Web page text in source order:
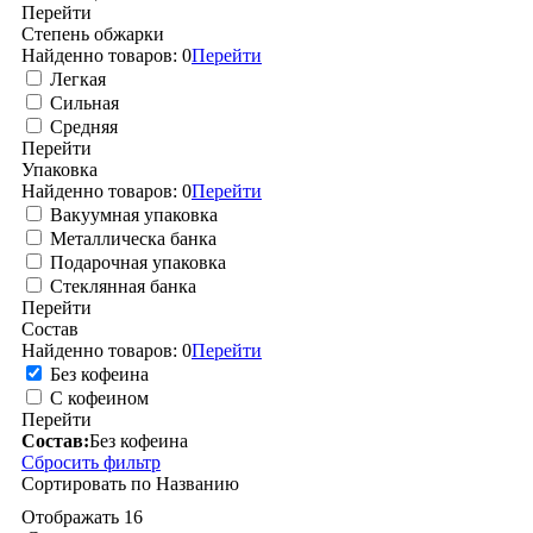
Перейти
Степень обжарки
Найденно товаров: 0Перейти
Легкая
Сильная
Средняя
Перейти
Упаковка
Найденно товаров: 0Перейти
Вакуумная упаковка
Металлическа банка
Подарочная упаковка
Стеклянная банка
Перейти
Состав
Найденно товаров: 0Перейти
Без кофеина
С кофеином
Перейти
Состав:Без кофеина
Сбросить фильтр
Сортировать по Названию
Отображать 16